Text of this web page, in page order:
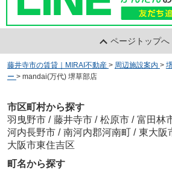
ページトップへ
藤井寺市の賃貸｜MIRAI不動産 > 周辺施設案内 >
ー > mandai(万代) 堺草部店
市区町村から探す
羽曳野市 / 藤井寺市 / 松原市 / 富田林
河内長野市 / 南河内郡河南町 / 東大阪
大阪市東住吉区
町名から探す